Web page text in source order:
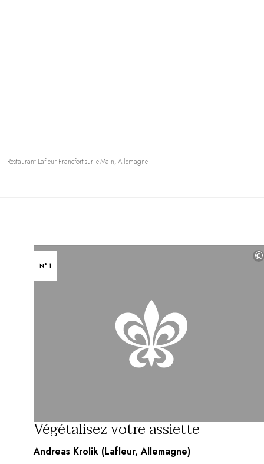
Restaurant Lafleur Francfort-sur-le-Main, Allemagne
N° 1
©
Végétalisez votre assiette
Andreas Krolik (Lafleur, Allemagne)